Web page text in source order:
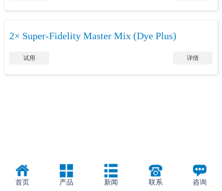
2× Super-Fidelity Master Mix (Dye Plus)
试用 详情
首页 产品 新闻 联系 咨询